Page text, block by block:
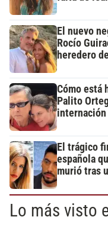
El nuevo
Rocío
heredero
Cómo está
Palito
internación
El trágico
española
murió tras
Lo más visto